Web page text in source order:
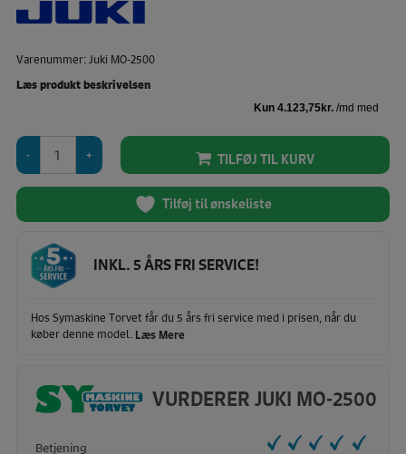
Varenummer: Juki MO-2500
Læs produkt beskrivelsen
MO-
Sumato
antal
TILFØJ TIL KURV
Tilføj til ønskeliste
INKL. 5 ÅRS FRI SERVICE!
Hos Symaskine Torvet får du 5 års fri service med i prisen, når du
køber denne model. Læs Mere
VURDERER JUKI MO-2500
Betjening